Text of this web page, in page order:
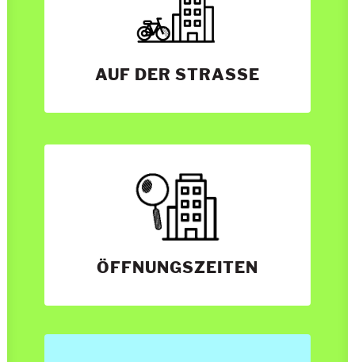
AUF DER STRASSE
ÖFFNUNGSZEITEN